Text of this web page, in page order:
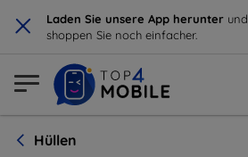
× Laden Sie unsere App herunter und
shoppen Sie noch einfacher.
Hüllen